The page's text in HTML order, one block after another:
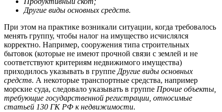
Другие виды основных средств.
При этом на практике возникали ситуации, когда требовалось
менять группу, чтобы налог на имущество исчислялся
корректно. Например, сооружения типа строительных
бытовок (которые не имеют прочной связи с землей и не
соответствуют критериям недвижимого имущества)
приходилось указывать в группе Другие виды основных
средств. А некоторые транспортные средства, например
морские суда, следовало указывать в группе Прочие объекты,
требующие государственной регистрации, относимые
статьей 130 ГК РФ к недвижимости.